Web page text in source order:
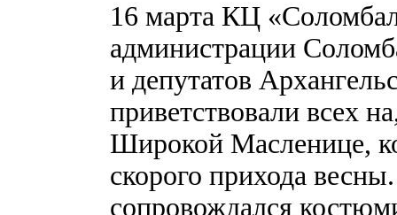
16 марта КЦ
администрации
и депутатов
приветствовали всех
Широкой Масленице,
скорого прихода
сопровождался